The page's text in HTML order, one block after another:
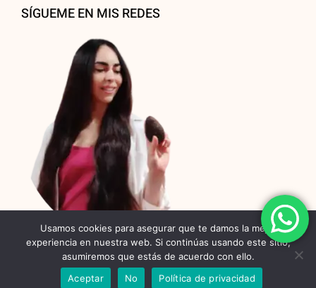
SÍGUEME EN MIS REDES
Usamos cookies para asegurar que te damos la mejor
experiencia en nuestra web. Si continúas usando este sitio,
asumiremos que estás de acuerdo con ello.
Aceptar
No Política de privacidad